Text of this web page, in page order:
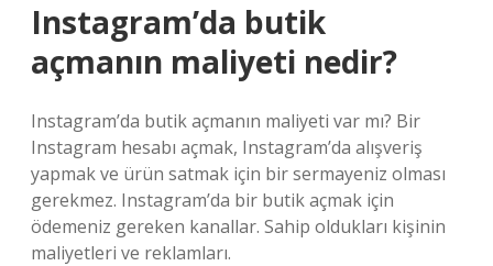
Instagram’da butik
açmanın maliyeti nedir?
Instagram’da butik açmanın maliyeti var mı? Bir
Instagram hesabı açmak, Instagram’da alışveriş
yapmak ve ürün satmak için bir sermayeniz olması
gerekmez. Instagram’da bir butik açmak için
ödemeniz gereken kanallar. Sahip oldukları kişinin
maliyetleri ve reklamları.